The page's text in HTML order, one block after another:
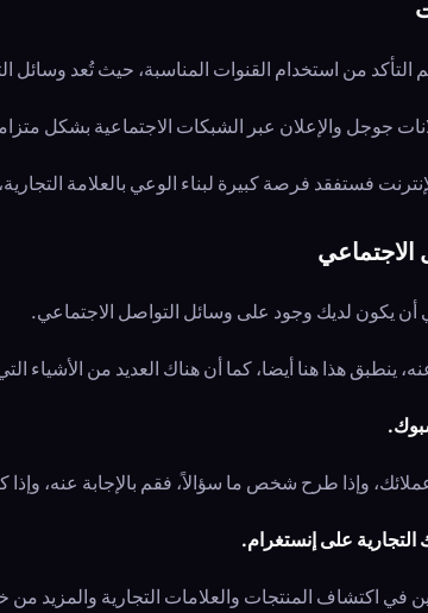
التأكد من استخدام القنوات المناسبة، حيث تُعد وسائل
جوجل والإعلان عبر الشبكات الاجتماعية بشكل
فستفقد فرصة كبيرة لبناء الوعي بالعلامة
أن يكون لديك وجود على وسائل التواصل الاجتماعي.
ينطبق هذا هنا أيضا، كما أن هناك العديد من الأشياء
وإذا طرح شخص ما سؤالاً، فقم بالإجابة عنه،
على إنستغرام.
في اكتشاف المنتجات والعلامات التجارية والمزيد من